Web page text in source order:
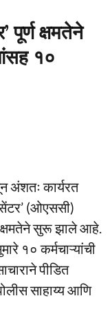
पूर्ण क्षमतेने
१०
अंशतः कार्यरत
(ओएससी)
क्षमतेने सुरू झाले आहे.
१० कर्मचाऱ्यांची
पीडित
साहाय्य आणि